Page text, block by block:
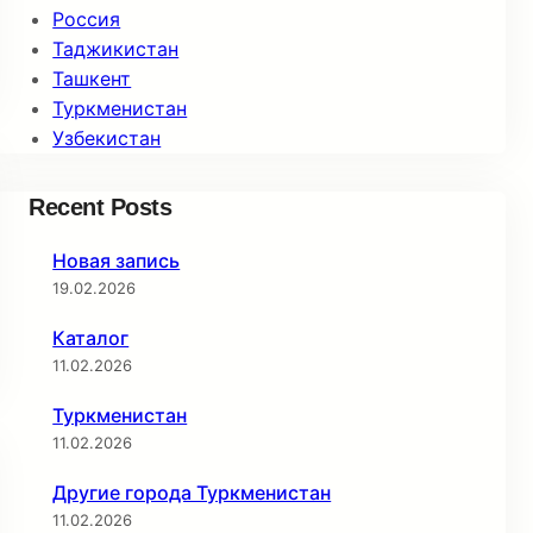
Россия
Таджикистан
Ташкент
Туркменистан
Узбекистан
Recent Posts
Новая запись
19.02.2026
Каталог
11.02.2026
Туркменистан
11.02.2026
Другие города Туркменистан
11.02.2026